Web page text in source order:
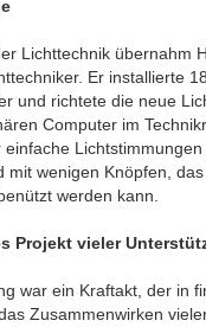
Lichttechnik übernahm
Er installierte
und richtete die neue
Computer im
mit wenigen Knöpfen,
werden kann.
Projekt vieler
war ein Kraftakt, der in
Zusammenwirken